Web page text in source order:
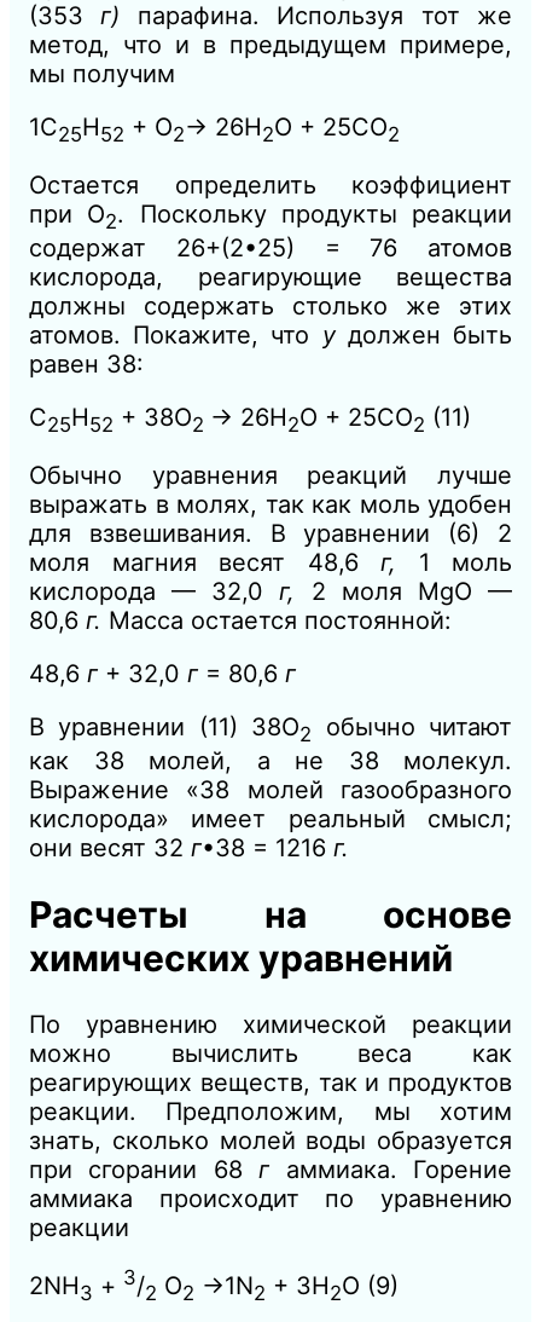
(353г) парафина. Используя тот же
метод, что и в предыдущем примере,
мы получим
1С25Н52 + О2→ 26Н2O + 25СО2
Остается определить коэффициент
при О2. Поскольку продукты реакции
содержат 26+(2•25) = 76 атомов
кислорода, реагирующие вещества
должны содержать столько же этих
атомов. Покажите, что у должен быть
равен 38:
С25Н52 + 38O2 → 26Н2O + 25СО2 (11)
Обычно уравнения реакций лучше
выражать в молях, так как моль удобен
для взвешивания. В уравнении (6) 2
моля магния весят 48,6 г, 1 моль
кислорода — 32,0г, 2 моля MgO —
80,6 г. Масса остается постоянной:
48,6 г + 32,0 г = 80,6 г
В уравнении (11) 38O2
обычно читают
как 38 молей, а не 38 молекул.
Выражение «38 молей газообразного
кислорода» имеет реальный смысл;
они весят 32 г•38 = 1216 г.
Расчеты на основе
химических уравнений
По уравнению химической реакции
можно вычислить веса как
реагирующих веществ, так и продуктов
реакции. Предположим, мы хотим
знать, сколько молей воды образуется
при сгорании 68г аммиака. Горение
аммиака происходит по уравнению
реакции
2NH3 + 3/2 О2 →1N2 + 3Н2О (9)